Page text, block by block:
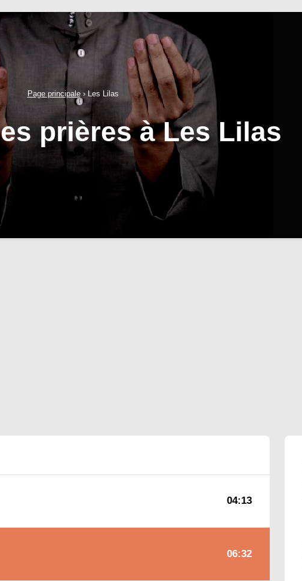
Page principale›Les Lilas
prières à Les Lilas
04:13
06:32